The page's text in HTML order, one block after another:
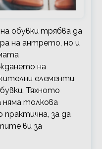
обувки трябва да
на антрето, но и
на
елементи,
Тяхното
толкова
за да
ви за